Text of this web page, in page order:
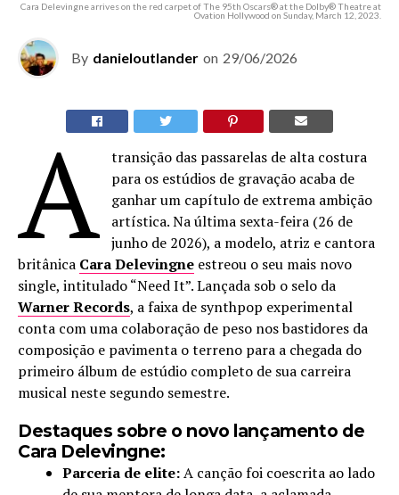
Cara Delevingne arrives on the red carpet of The 95th Oscars® at the Dolby® Theatre at
Ovation Hollywood on Sunday, March 12, 2023.
By danieloutlander on 29/06/2026
A
transição das passarelas de alta costura
para os estúdios de gravação acaba de
ganhar um capítulo de extrema ambição
artística. Na última sexta-feira (26 de
junho de 2026), a modelo, atriz e cantora
britânica Cara Delevingne estreou o seu mais novo
single, intitulado “Need It”. Lançada sob o selo da
Warner Records, a faixa de synthpop experimental
conta com uma colaboração de peso nos bastidores da
composição e pavimenta o terreno para a chegada do
primeiro álbum de estúdio completo de sua carreira
musical neste segundo semestre.
Destaques sobre o novo lançamento de
Cara Delevingne:
Parceria de elite:A canção foi coescrita ao lado